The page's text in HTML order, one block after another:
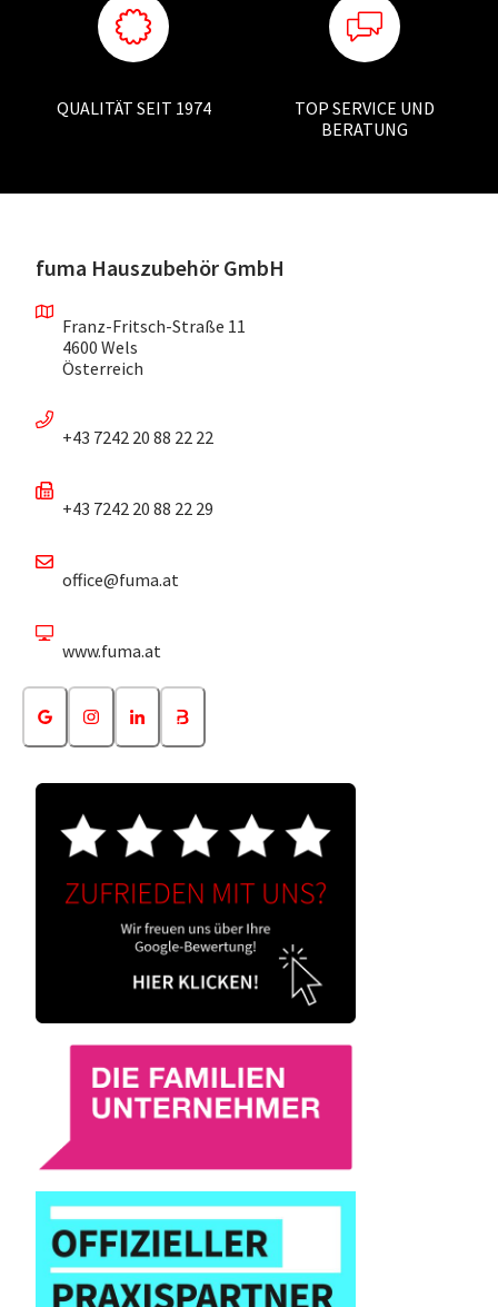
QUALITÄT SEIT 1974
TOP SERVICE UND
BERATUNG
fuma Hauszubehör GmbH
Franz-Fritsch-Straße 11
4600 Wels
Österreich
+43 7242 20 88 22 22
+43 7242 20 88 22 29
office@fuma.at
www.fuma.at